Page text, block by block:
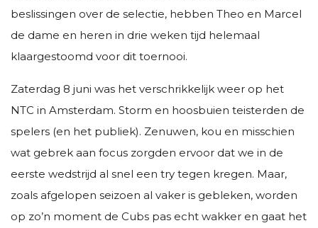
beslissingen over de selectie, hebben Theo en Marcel
de dame en heren in drie weken tijd helemaal
klaargestoomd voor dit toernooi.
Zaterdag 8 juni was het verschrikkelijk weer op het
NTC in Amsterdam. Storm en hoosbuien teisterden de
spelers (en het publiek). Zenuwen, kou en misschien
wat gebrek aan focus zorgden ervoor dat we in de
eerste wedstrijd al snel een try tegen kregen. Maar,
zoals afgelopen seizoen al vaker is gebleken, worden
op zo’n moment de Cubs pas echt wakker en gaat het